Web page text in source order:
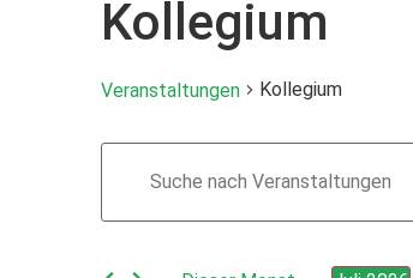
Kollegium
Veranstaltungen Kollegium
Veranstaltungen
Suche
Schlüsselwort
Suche